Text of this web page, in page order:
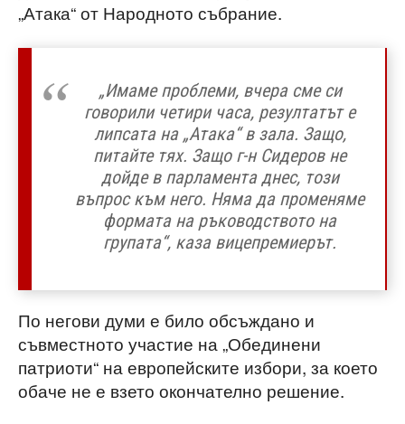
„Атака“ от Народното събрание.
„Имаме проблеми, вчера сме си
говорили четири часа, резултатът е
липсата на „Атака“ в зала. Защо,
питайте тях. Защо г-н Сидеров не
дойде в парламента днес, този
въпрос към него. Няма да променяме
формата на ръководството на
групата“, каза вицепремиерът.
По негови думи е било обсъждано и
съвместното участие на „Обединени
патриоти“ на европейските избори, за което
обаче не е взето окончателно решение.